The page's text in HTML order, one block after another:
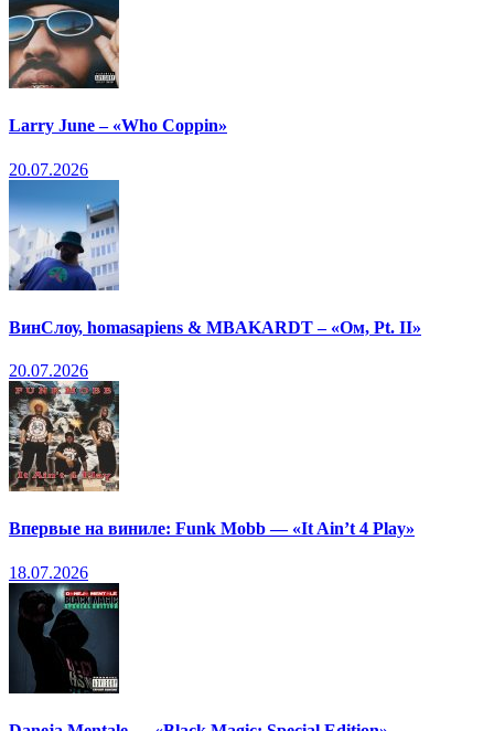
Larry June – «Who Coppin»
20.07.2026
ВинСлоу, homasapiens & MBAKARDT – «Ом, Pt. II»
20.07.2026
Впервые на виниле: Funk Mobb — «It Ain’t 4 Play»
18.07.2026